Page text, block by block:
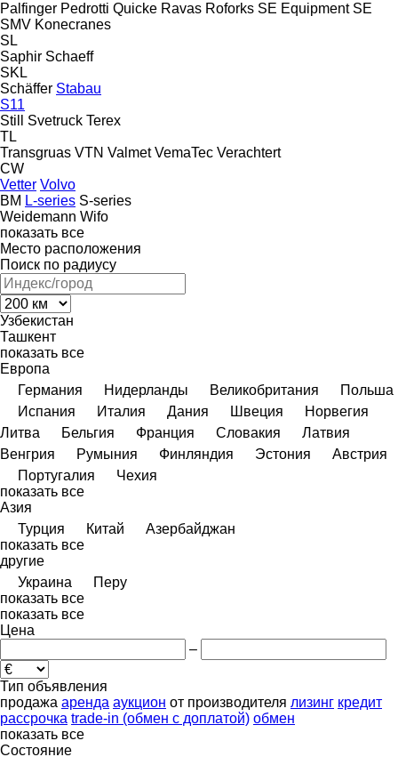
Palfinger Pedrotti Quicke Ravas Roforks SE Equipment SE
SMV Konecranes
SL
Saphir Schaeff
SKL
Schäffer Stabau
S11
Still
Svetruck Terex
TL
Transgruas VTN Valmet VemaTec Verachtert
CW
Vetter Volvo
BM L-series S-series
Weidemann Wifo
показать все
Место расположения
Поиск по радиусу
Узбекистан
Ташкент
показать все
Европа
Германия
Нидерланды Великобритания
Польша
Испания
Италия Дания Швеция
Норвегия
Литва
Бельгия Франция Словакия
Латвия
Венгрия
Румыния Финляндия Эстония
Австрия
Португалия
Чехия
показать все
Азия
Турция
Китай
Азербайджан
показать все
другие
Украина
Перу
показать все
показать все
Цена
–
Тип объявления
продажа аренда аукцион от производителя лизинг кредит
рассрочка trade-in (обмен с доплатой) обмен
показать все
Состояние